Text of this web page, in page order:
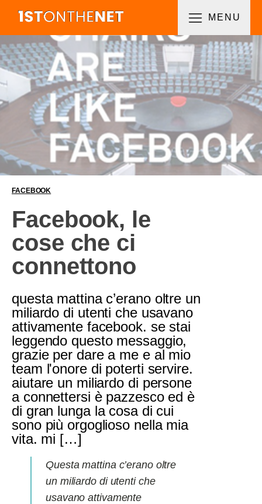
MENU
FACEBOOK
Facebook, le
cose che ci
connettono
questa mattina c’erano oltre un
miliardo di utenti che usavano
attivamente facebook. se stai
leggendo questo messaggio,
grazie per dare a me e al mio
team l'onore di poterti servire.
aiutare un miliardo di persone
a connettersi è pazzesco ed è
di gran lunga la cosa di cui
sono più orgoglioso nella mia
vita. mi […]
Questa mattina c’erano oltre
un miliardo di utenti che
usavano attivamente